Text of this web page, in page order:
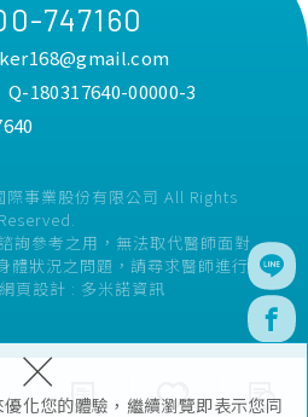
化您的體驗，繼續瀏覽即表示您同
×
747160
Q-180317640-00000-3
事業股份有限公司 All Rights
Reserved.
詢參考之用，無法取代醫師面對
體狀況之問題，請尋求醫師進行
網頁設計 : 多米諾資訊